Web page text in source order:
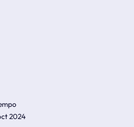
2024